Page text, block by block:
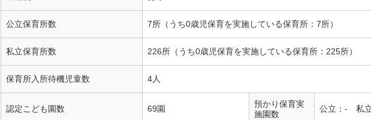
公立保育所数 7所（うち0歳児保育を実施している保育所：7所）
私立保育所数 226所（うち0歳児保育を実施している保育所：225所）
保育所入所待機児童数 4人
認定こども園数 69園
預かり保育実
施園数
公立：- 私